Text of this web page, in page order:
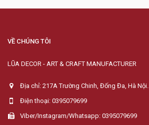
VỀ CHÚNG TÔI
LŨA DECOR - ART & CRAFT MANUFACTURER
Địa chỉ: 217A Trường Chinh, Đống Đa, Hà Nội.
Điện thoại: 0395079699
Viber/Instagram/Whatsapp: 0395079699